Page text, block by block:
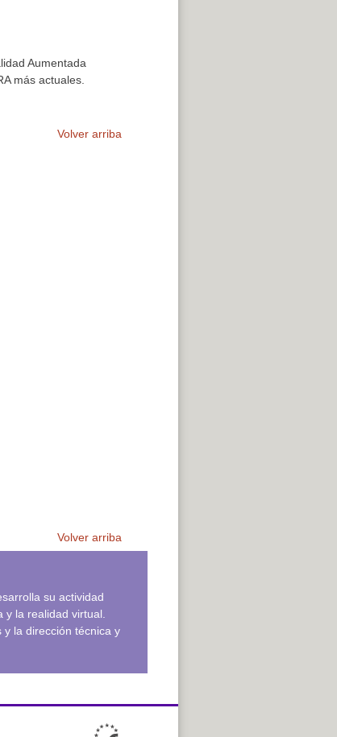
Aumentada
más actuales.
Volver arriba
Volver arriba
su actividad
la realidad virtual.
la dirección técnica y